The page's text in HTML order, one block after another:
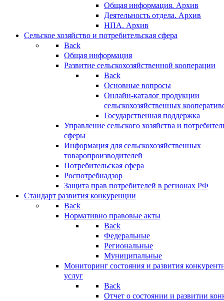
Общая информация. Архив
Деятельность отдела. Архив
НПА. Архив
Сельское хозяйство и потребительская сфера
Back
Общая информация
Развитие сельскохозяйственной кооперации
Back
Основные вопросы
Онлайн-каталог продукции
сельскохозяйственных
Государственная поддержка
Управление сельского хозяйства и
сферы
Информация для сельскохозяйственных
товаропроизводителей
Потребительская сфера
Роспотребнадзор
Защита прав потребителей в регионах РФ
Стандарт развития конкуренции
Back
Нормативно правовые акты
Back
Федеральные
Региональные
Муниципальные
Мониторинг состояния и развития
услуг
Back
Отчет о состоянии и развитии